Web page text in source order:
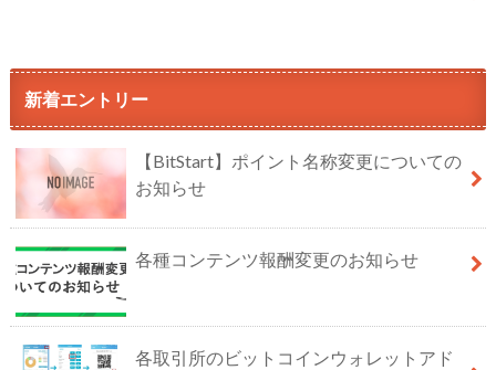
新着エントリー
【BitStart】ポイント名称変更についての
お知らせ
各種コンテンツ報酬変更のお知らせ
各取引所のビットコインウォレットアド